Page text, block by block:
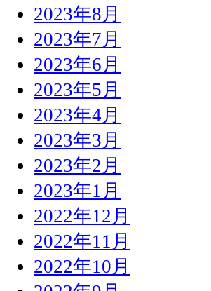
2023年8月
2023年7月
2023年6月
2023年5月
2023年4月
2023年3月
2023年2月
2023年1月
2022年12月
2022年11月
2022年10月